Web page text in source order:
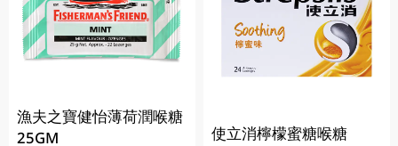
漁夫之寶健怡薄荷潤喉糖
25GM
使立消檸檬蜜糖喉糖